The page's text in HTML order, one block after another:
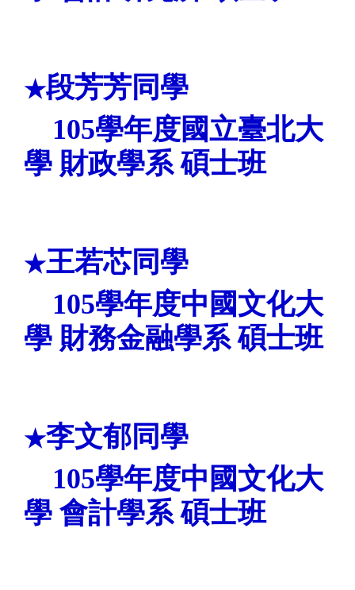
★段芳芳同學
105學年度國立臺北大
學 財政學系 碩士班
★王若芯同學
105學年度中國文化大
學 財務金融學系 碩士班
★李文郁同學
105學年度中國文化大
學 會計學系 碩士班